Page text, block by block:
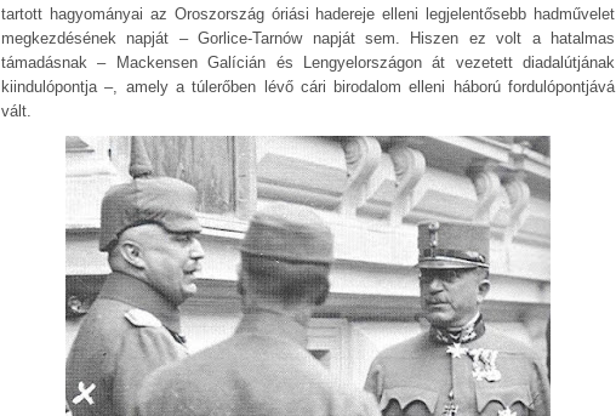
tartott hagyományai az Oroszország óriási hadereje elleni legjelentősebb hadművelet
megkezdésének napját – Gorlice-Tarnów napját sem. Hiszen ez volt a hatalmas
támadásnak – Mackensen Galícián és Lengyelországon át vezetett diadalútjának
kiindulópontja –, amely a túlerőben lévő cári birodalom elleni háború fordulópontjává
vált.